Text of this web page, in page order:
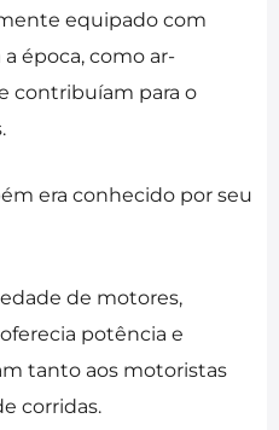
equipado com
época, como ar-
contribuíam para o
era conhecido por seu
de motores,
potência e
tanto aos motoristas
corridas.